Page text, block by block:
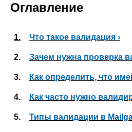
Оглавление
1. Что такое валидация ›
2. Зачем нужна проверка
3. Как определить, что
4. Как часто нужно
5. Типы валидации в